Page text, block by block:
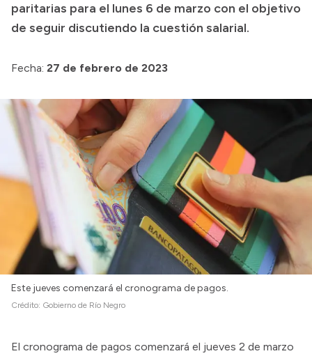
Compras y licitaciones
Consulta de expedientes
Convocatorias
Intranet
Login
paritarias para el lunes 6 de marzo con el objetivo
de seguir discutiendo la cuestión salarial.
Fecha: 27 de febrero de 2023
Este jueves comenzará el cronograma de pagos.
Crédito: Gobierno de Río Negro
El cronograma de pagos comenzará el jueves 2 de marzo